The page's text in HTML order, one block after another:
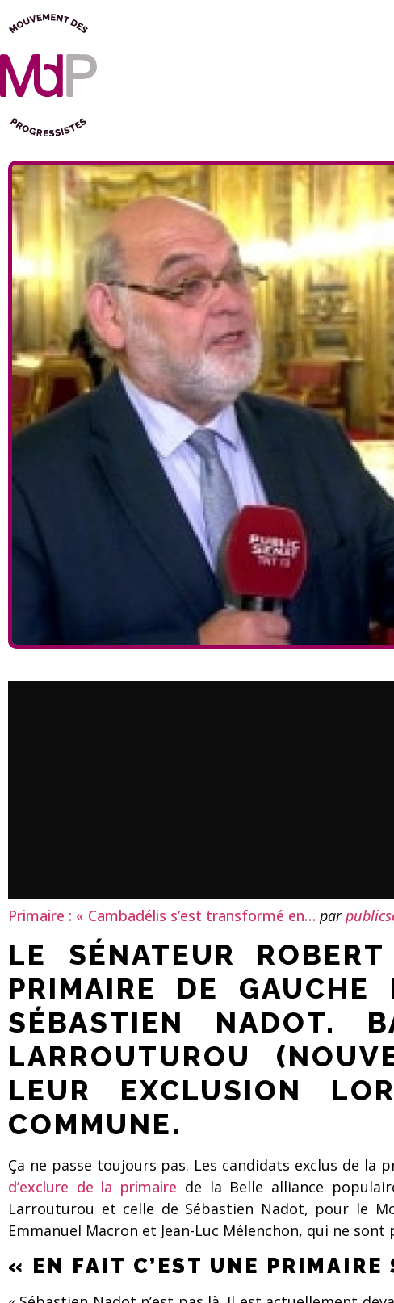
Primaire : « Cambadélis s’est transformé en… par
LE SÉNATEUR
PRIMAIRE DE
SÉBASTIEN NADOT.
LARROUTUROU
LEUR EXCLUSION
COMMUNE.
Ça ne passe toujours pas. Les candidats exclus de la
d’exclure de la primaire de la Belle alliance
Larrouturou et celle de Sébastien Nadot, pour le
Emmanuel Macron et Jean-Luc Mélenchon, qui ne sont
« EN FAIT C’EST UNE